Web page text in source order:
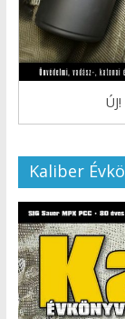
Kaliber